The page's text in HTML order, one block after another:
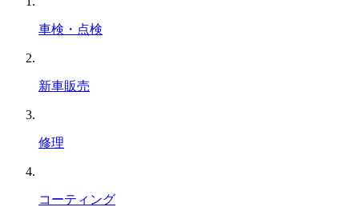
車検・点検
新車販売
修理
コーティング